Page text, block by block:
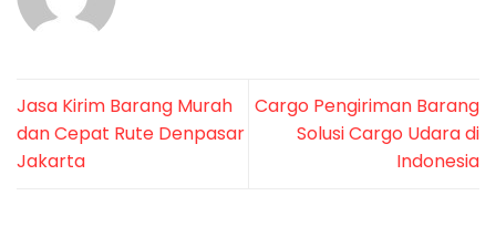
Jasa Kirim Barang Murah
dan Cepat Rute Denpasar
Jakarta
Cargo Pengiriman Barang
Solusi Cargo Udara di
Indonesia